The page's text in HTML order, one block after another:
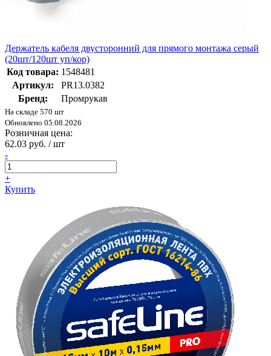
Держатель кабеля двусторонний для прямого монтажа серый
(20шт/120шт уп/кор)
Код товара: 1548481
Артикул:
PR13.0382
Бренд:
Промрукав
На складе 570 шт
Обновлено 05.08.2026
Розничная цена:
62.03 руб. / шт
-
+
Купить